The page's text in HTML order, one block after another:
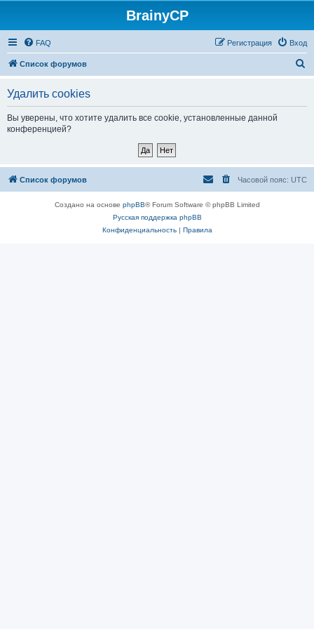
BrainyCP
FAQ Вход
Регистрация
Список форумов
Удалить cookies
Вы уверены, что хотите удалить все cookie, установленные данной
конференцией?
Список форумов Часовой пояс: UTC
Создано на основе phpBB® Forum Software © phpBB Limited
Русская поддержка phpBB
Конфиденциальность| Правила